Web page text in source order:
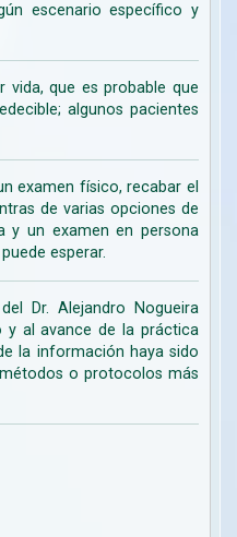
escenario específico y
que es probable que
algunos pacientes
examen físico, recabar el
de varias opciones de
y un examen en persona
esperar.
Dr. Alejandro Nogueira
y al avance de la práctica
la información haya sido
o protocolos más